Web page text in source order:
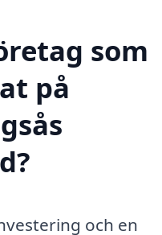
som
på
och en